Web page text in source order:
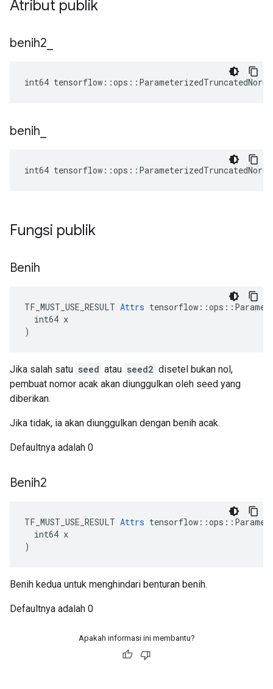
Atribut publik
benih2
int64
benih
int64
Fungsi publik
Benih
TF_MUST_USE_RESULT Attrs
  int64 x
)
Jika salah satu seed atau seed2 disetel bukan nol,
pembuat nomor acak akan diunggulkan oleh seed yang
diberikan.
Jika tidak, ia akan diunggulkan dengan benih acak.
Defaultnya adalah 0
Benih2
TF_MUST_USE_RESULT Attrs
  int64 x
)
Benih kedua untuk menghindari benturan benih.
Defaultnya adalah 0
Apakah informasi ini membantu?